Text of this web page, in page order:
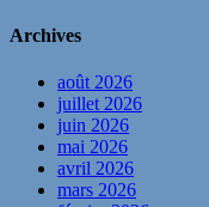
Archives
août 2026
juillet 2026
juin 2026
mai 2026
avril 2026
mars 2026